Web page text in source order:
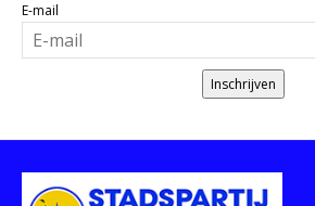
E-mail
Inschrijven